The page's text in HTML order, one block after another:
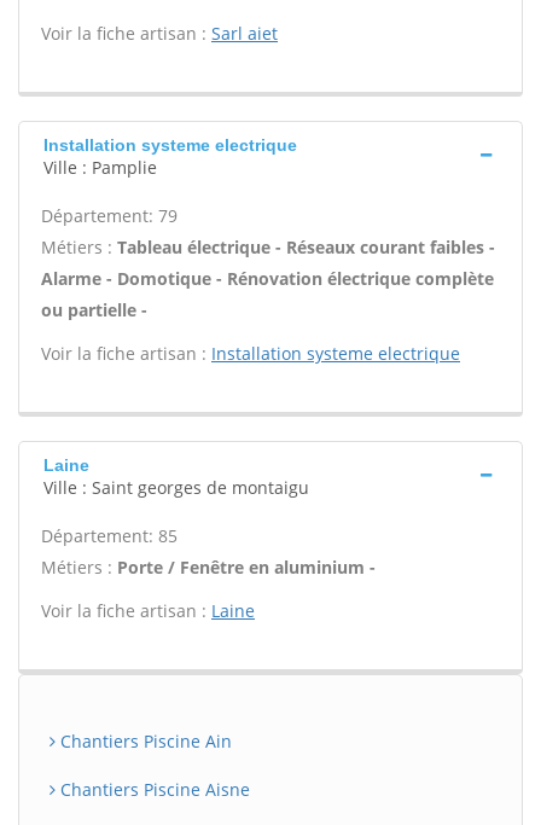
Voir la fiche artisan : Sarl aiet
Installation systeme electrique
Ville : Pamplie
Département: 79
Métiers : Tableau électrique - Réseaux courant faibles -
Alarme - Domotique - Rénovation électrique complète
ou partielle -
Voir la fiche artisan : Installation systeme electrique
Laine
Ville : Saint georges de montaigu
Département: 85
Métiers : Porte / Fenêtre en aluminium -
Voir la fiche artisan : Laine
Chantiers Piscine Ain
Chantiers Piscine Aisne